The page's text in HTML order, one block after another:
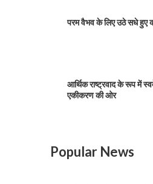
परम वैभव के लिए उठे सधे हुए
आर्थिक राष्ट्रवाद के रूप में
एकीकरण की ओर
Popular News